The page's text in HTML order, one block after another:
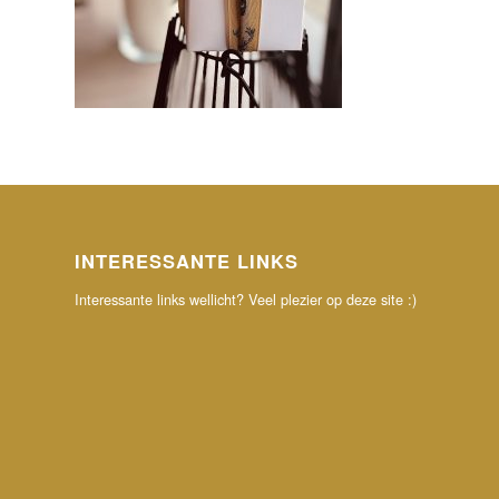
INTERESSANTE LINKS
Interessante links wellicht? Veel plezier op deze site :)